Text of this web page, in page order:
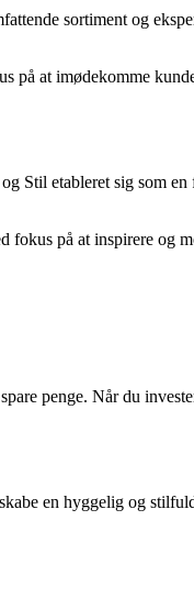
sortiment og
på at imødekomme
Stil etableret sig som en
på at inspirere og
penge. Når du
en hyggelig og